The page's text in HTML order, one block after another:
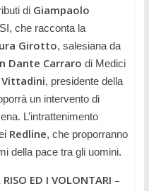
di Giampaolo
, che racconta la
Girotto, salesiana da
Dante Carraro di Medici
, presidente della
un intervento di
ena. L’intrattenimento
Redline, che proporranno
della pace tra gli uomini.
ED I VOLONTARI –